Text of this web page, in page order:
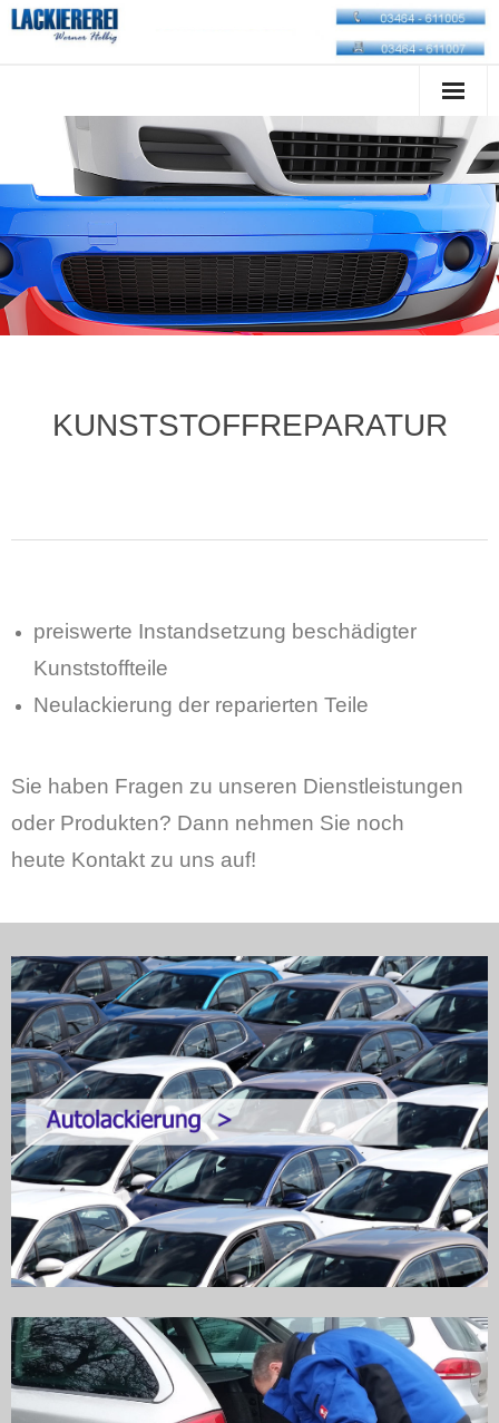
Startseite
Unternehmen
Leistungen
Service
Anfahrt
KUNSTSTOFFREPARATUR
preiswerte Instandsetzung beschädigter
Kunststoffteile
Neulackierung der reparierten Teile
Sie haben Fragen zu unseren Dienstleistungen
oder Produkten? Dann nehmen Sie noch
heute Kontakt zu uns auf!